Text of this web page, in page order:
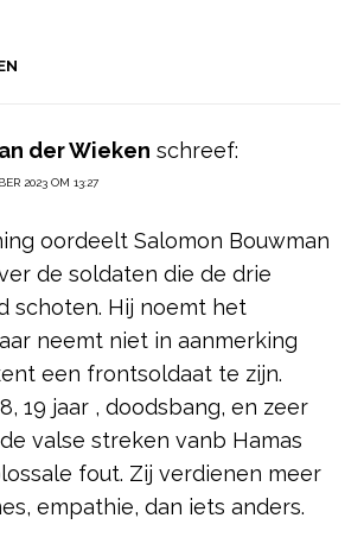
der Wieken schreef:
2023 OM 13:27
oordeelt Salomon Bouwman
de soldaten die de drie
schoten. Hij noemt het
neemt niet in aanmerking
een frontsoldaat te zijn.
19 jaar , doodsbang, en zeer
valse streken vanb Hamas
fout. Zij verdienen meer
empathie, dan iets anders.